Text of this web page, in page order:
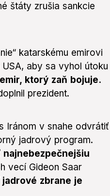
štáty zrušia sankcie
katarskému emirovi
aby sa vyhol útoku
ktorý zaň bojuje.
prezident.
Iránom v snahe odvrátiť
jadrový program.
vecí Gideon Saar
zbrane je